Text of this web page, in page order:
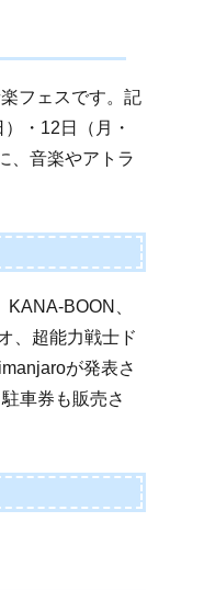
フェスです。記
・12日（月・
、音楽やアトラ
BOON、
、超能力戦士ド
が発表さ
車券も販売さ